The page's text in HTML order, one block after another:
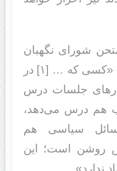
شورای نگهبان
اخیرا طی مصاحبه ای گفت: «کسی که … [١] در
می‌کند، [٢]نوارهای جلسات درس
است، [٣]خوب هم درس می‌دهد،
و [۵]در مسائل سیاسی هم
روشن است؛ این
ندارد».